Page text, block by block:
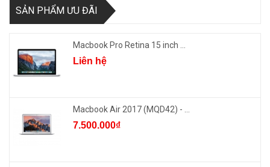
SẢN PHẨM ƯU ĐÃI
Macbook Pro Retina 15 inch ...
Liên hệ
Macbook Air 2017 (MQD42) - ...
7.500.000₫